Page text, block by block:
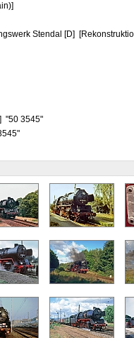
Stendal [D]
"50 3545"